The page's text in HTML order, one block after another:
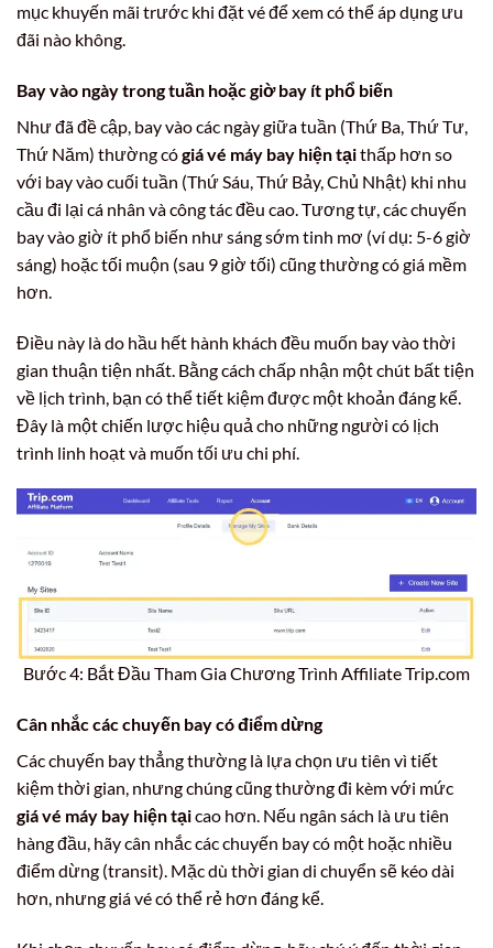
mục khuyến mãi trước khi đặt vé để xem có thể áp dụng ưu
đãi nào không.
Bay vào ngày trong tuần hoặc giờ bay ít phổ biến
Như đã đề cập, bay vào các ngày giữa tuần (Thứ Ba, Thứ Tư,
Thứ Năm) thường cógiá vé máy bay hiện tạithấp hơn so
với bay vào cuối tuần (Thứ Sáu, Thứ Bảy, Chủ Nhật) khi nhu
cầu đi lại cá nhân và công tác đều cao. Tương tự, các chuyến
bay vào giờ ít phổ biến như sáng sớm tinh mơ (ví dụ: 5-6 giờ
sáng) hoặc tối muộn (sau 9 giờ tối) cũng thường có giá mềm
hơn.
Điều này là do hầu hết hành khách đều muốn bay vào thời
gian thuận tiện nhất. Bằng cách chấp nhận một chút bất tiện
về lịch trình, bạn có thể tiết kiệm được một khoản đáng kể.
Đây là một chiến lược hiệu quả cho những người có lịch
trình linh hoạt và muốn tối ưu chi phí.
Bước 4: Bắt Đầu Tham Gia Chương Trình Affiliate Trip.com
Cân nhắc các chuyến bay có điểm dừng
Các chuyến bay thẳng thường là lựa chọn ưu tiên vì tiết
kiệm thời gian, nhưng chúng cũng thường đi kèm với mức
giá vé máy bay hiện tạicao hơn. Nếu ngân sách là ưu tiên
hàng đầu, hãy cân nhắc các chuyến bay có một hoặc nhiều
điểm dừng (transit). Mặc dù thời gian di chuyển sẽ kéo dài
hơn, nhưng giá vé có thể rẻ hơn đáng kể.